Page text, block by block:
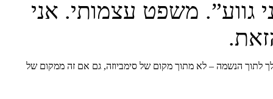
גווע”. משפט עצמותי. אני
לתוך הנשמה – לא מתוך מקום של סימביוזה, גם אם זה ממקום של